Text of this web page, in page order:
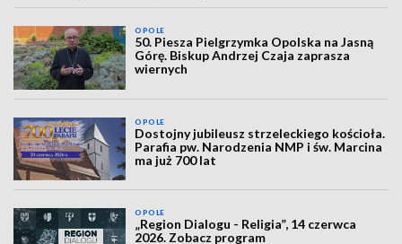
OPOLE
50. Piesza Pielgrzymka Opolska na Jasną
Górę. Biskup Andrzej Czaja zaprasza
wiernych
OPOLE
Dostojny jubileusz strzeleckiego kościoła.
Parafia pw. Narodzenia NMP i św. Marcina
ma już 700 lat
OPOLE
„Region Dialogu - Religia”, 14 czerwca
2026. Zobacz program